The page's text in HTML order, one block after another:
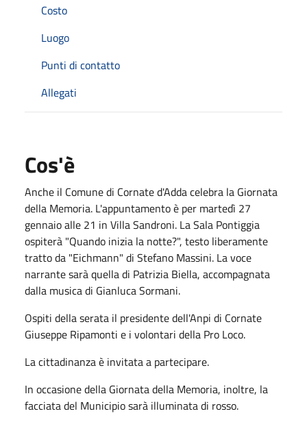
Costo
Luogo
Punti di contatto
Allegati
Cos'è
Anche il Comune di Cornate d'Adda celebra la Giornata
della Memoria. L'appuntamento è per martedì 27
gennaio alle 21 in Villa Sandroni. La Sala Pontiggia
ospiterà "Quando inizia la notte?", testo liberamente
tratto da "Eichmann" di Stefano Massini. La voce
narrante sarà quella di Patrizia Biella, accompagnata
dalla musica di Gianluca Sormani.
Ospiti della serata il presidente dell'Anpi di Cornate
Giuseppe Ripamonti e i volontari della Pro Loco.
La cittadinanza è invitata a partecipare.
In occasione della Giornata della Memoria, inoltre, la
facciata del Municipio sarà illuminata di rosso.